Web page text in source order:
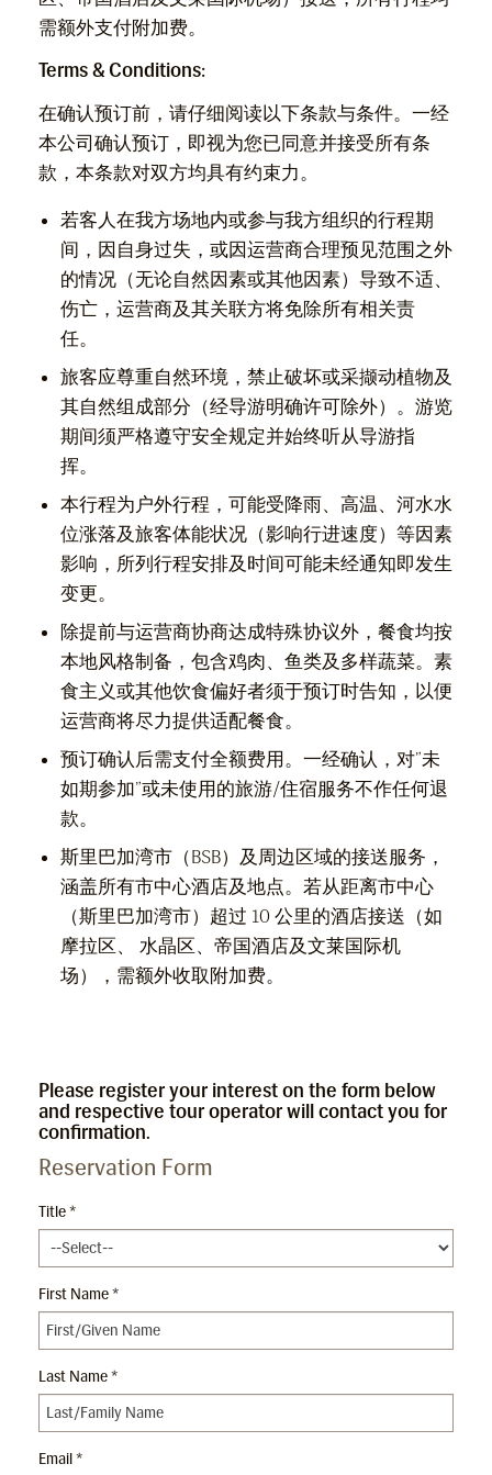
需额外支付附加费。
Terms & Conditions:
在确认预订前，请仔细阅读以下条款与条件。一经
本公司确认预订，即视为您已同意并接受所有条
款，本条款对双方均具有约束力。
若客人在我方场地内或参与我方组织的行程期
间，因自身过失，或因运营商合理预见范围之外
的情况（无论自然因素或其他因素）导致不适、
伤亡，运营商及其关联方将免除所有相关责
任。
旅客应尊重自然环境，禁止破坏或采撷动植物及
其自然组成部分（经导游明确许可除外）。游览
期间须严格遵守安全规定并始终听从导游指
挥。
本行程为户外行程，可能受降雨、高温、河水水
位涨落及旅客体能状况（影响行进速度）等因素
影响，所列行程安排及时间可能未经通知即发生
变更。
除提前与运营商协商达成特殊协议外，餐食均按
本地风格制备，包含鸡肉、鱼类及多样蔬菜。素
食主义或其他饮食偏好者须于预订时告知，以便
运营商将尽力提供适配餐食。
预订确认后需支付全额费用。一经确认，对”未
如期参加”或未使用的旅游/住宿服务不作任何退
款。
斯里巴加湾市（BSB）及周边区域的接送服务，
涵盖所有市中心酒店及地点。若从距离市中心
（斯里巴加湾市）超过 10 公里的酒店接送（如
摩拉区、 水晶区、帝国酒店及文莱国际机
场），需额外收取附加费。
Please register your interest on the form below
and respective tour operator will contact you for
confirmation.
Reservation Form
Title *
First Name *
Last Name *
Email *